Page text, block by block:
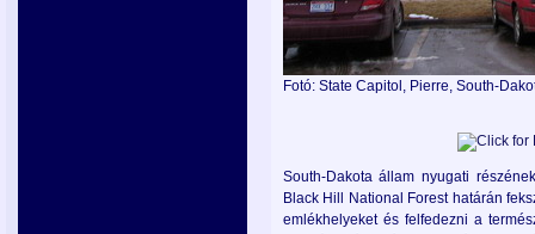
Fotó: State Capitol, Pierre, South-
South-Dakota állam nyugati
Black Hill National Forest határán
emlékhelyeket és felfedezni a